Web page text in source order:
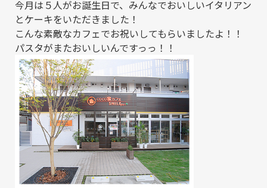
今月は５人がお誕生日で、みんなでおいしいイタリアン
とケーキをいただきました！
こんな素敵なカフェでお祝いしてもらいましたよ！！
パスタがまたおいしいんですっっ！！